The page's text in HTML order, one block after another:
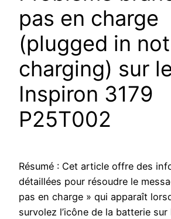
pas en charge
(plugged in not
charging) sur
Inspiron 3179
P25T002
Résumé : Cet article offre des
détaillées pour résoudre le
pas en charge » qui apparaît
survolez l’icône de la batterie